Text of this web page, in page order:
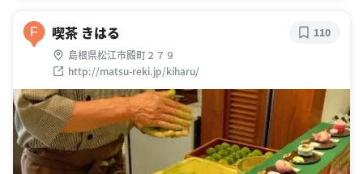
F 喫茶 きはる
島根県松江市殿町２７９
http://matsu-reki.jp/kiharu/
110